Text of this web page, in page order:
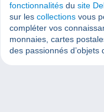
fonctionnalités du site
sur les collections vous
compléter vos
monnaies, cartes
des passionnés d’objets